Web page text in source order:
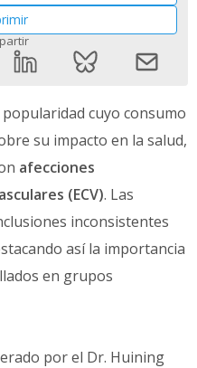
cuyo consumo
su impacto en la salud,
afecciones
(ECV). Las
inconsistentes
así la importancia
en grupos
por el Dr. Huining